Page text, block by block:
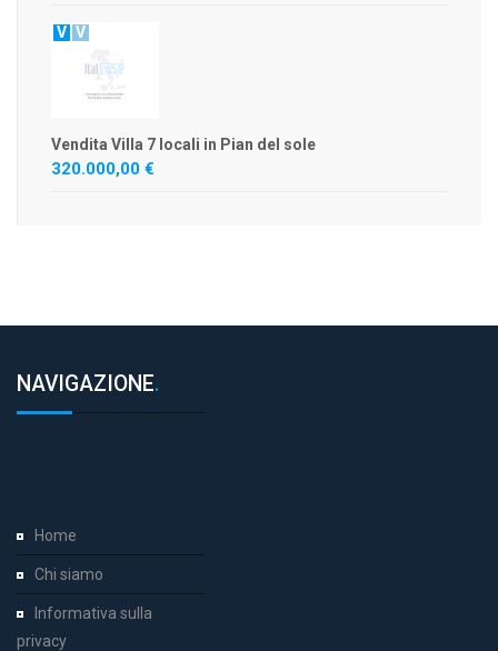
V V
Vendita Villa 7 locali in Pian del sole
320.000,00 €
NAVIGAZIONE.
Home
Chi siamo
Informativa sulla
privacy